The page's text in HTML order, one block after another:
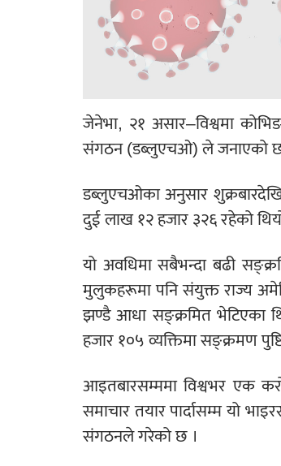
जेनेभा, २१ असार–विश्वमा
संगठन (डब्लुएचओ) ले जनाएको
डब्लुएचओका अनुसार
दुई लाख १२ हजार ३२६ रहेको
यो अवधिमा सबैभन्दा बढी
मुलुकहरूमा पनि संयुक्त राज्य
झण्डै आधा सङ्क्रमित भेटिएका
हजार १०५ व्यक्तिमा सङ्क्रमण
आइतबारसम्ममा विश्वभर एक
समाचार तयार पार्दासम्म यो
संगठनले गरेको छ ।